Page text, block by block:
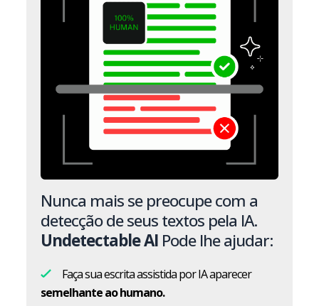
Nunca mais se preocupe com a
detecção de seus textos pela IA.
Undetectable AI Pode lhe ajudar:
Faça sua escrita assistida por IA aparecer
semelhante ao humano.